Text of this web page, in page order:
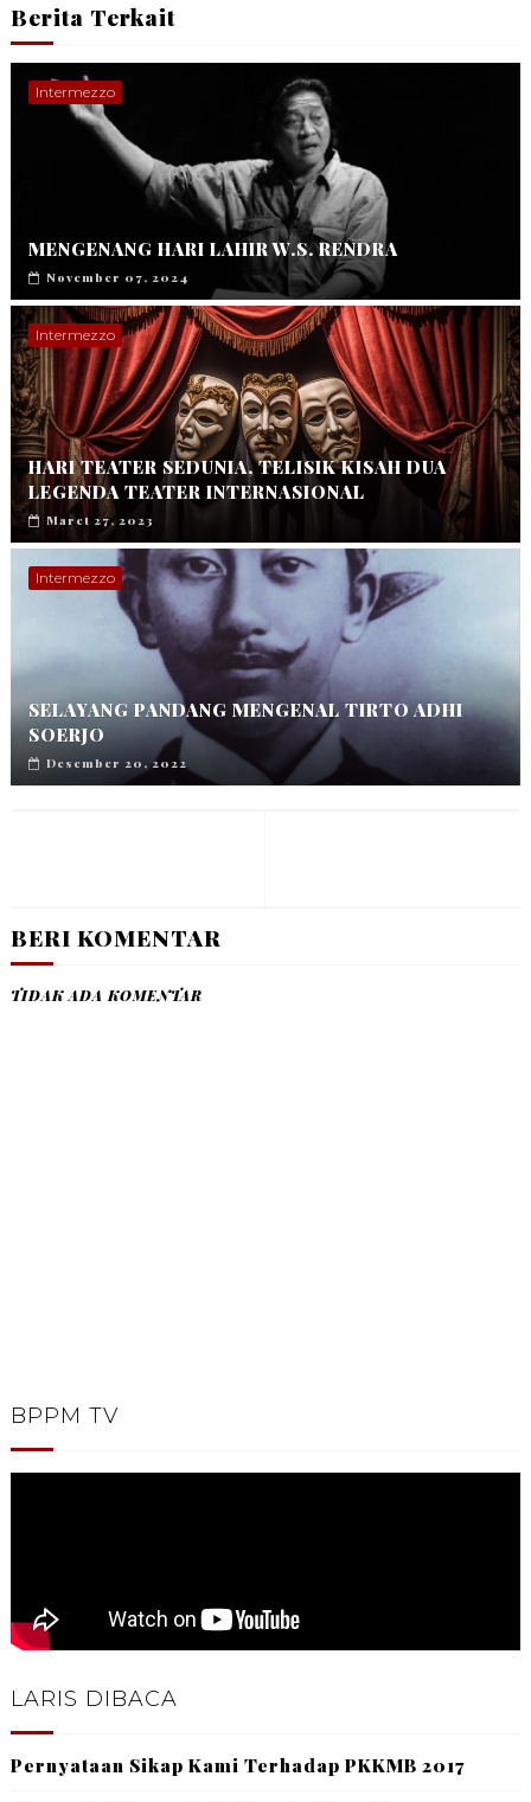
Berita Terkait
Intermezzo
MENGENANG HARI LAHIR W.S. RENDRA
November 07, 2024
Intermezzo
HARI TEATER SEDUNIA, TELISIK KISAH DUA
LEGENDA TEATER INTERNASIONAL
Maret 27, 2023
Intermezzo
SELAYANG PANDANG MENGENAL TIRTO ADHI
SOERJO
Desember 20, 2022
BERI KOMENTAR
TIDAK ADA KOMENTAR
BPPM TV
LARIS DIBACA
Pernyataan Sikap Kami Terhadap PKKMB 2017